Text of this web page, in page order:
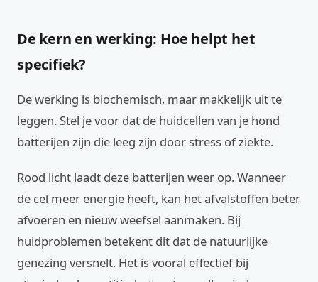
De kern en werking: Hoe helpt het
specifiek?
De werking is biochemisch, maar makkelijk uit te
leggen. Stel je voor dat de huidcellen van je hond
batterijen zijn die leeg zijn door stress of ziekte.
Rood licht laadt deze batterijen weer op. Wanneer
de cel meer energie heeft, kan het afvalstoffen beter
afvoeren en nieuw weefsel aanmaken. Bij
huidproblemen betekent dit dat de natuurlijke
genezing versnelt. Het is vooral effectief bij